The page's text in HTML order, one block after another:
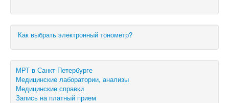
Как выбрать электронный тонометр?
МРТ в Санкт-Петербурге
Медицинские лаборатории, анализы
Медицинские справки
Запись на платный прием